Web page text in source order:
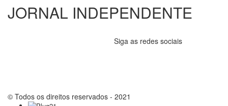
JORNAL INDEPENDENTE
Siga as redes sociais
© Todos os direitos reservados - 2021